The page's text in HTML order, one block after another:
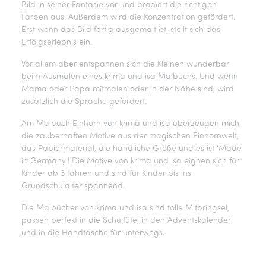
Bild in seiner Fantasie vor und probiert die richtigen
Farben aus. Außerdem wird die Konzentration gefördert.
Erst wenn das Bild fertig ausgemalt ist, stellt sich das
Erfolgserlebnis ein.
Vor allem aber entspannen sich die Kleinen wunderbar
beim Ausmalen eines krima und isa Malbuchs. Und wenn
Mama oder Papa mitmalen oder in der Nähe sind, wird
zusätzlich die Sprache gefördert.
Am Malbuch Einhorn von krima und isa überzeugen mich
die zauberhaften Motive aus der magischen Einhornwelt,
das Papiermaterial, die handliche Größe und es ist 'Made
in Germany'! Die Motive von krima und isa eignen sich für
Kinder ab 3 Jahren und sind für Kinder bis ins
Grundschulalter spannend.
Die Malbücher von krima und isa sind tolle Mitbringsel,
passen perfekt in die Schultüte, in den Adventskalender
und in die Handtasche für unterwegs.